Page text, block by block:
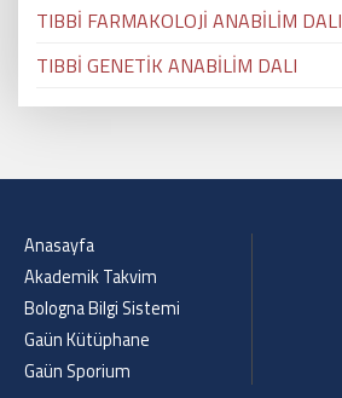
TIBBİ FARMAKOLOJİ ANABİLİM DALI
TIBBİ GENETİK ANABİLİM DALI
Anasayfa
Akademik Takvim
Bologna Bilgi Sistemi
Gaün Kütüphane
Gaün Sporium